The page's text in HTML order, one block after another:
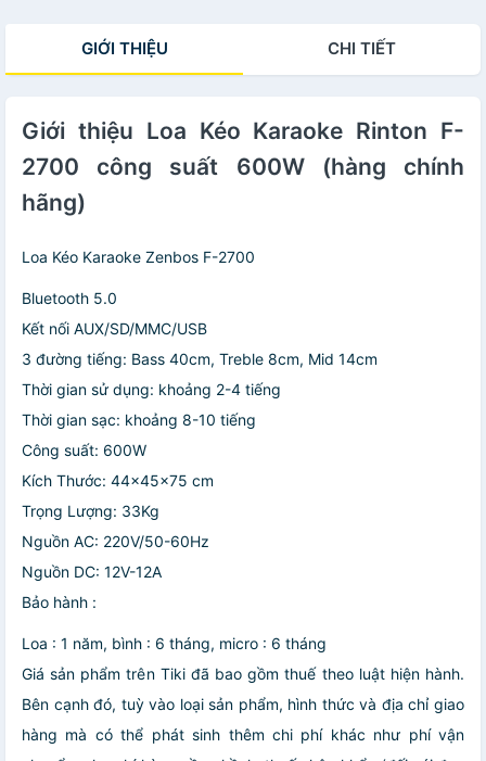
GIỚI THIỆU CHI TIẾT
Giới thiệu Loa Kéo Karaoke Rinton F-
2700 công suất 600W (hàng chính
hãng)
Loa Kéo Karaoke Zenbos F-2700
Bluetooth 5.0
Kết nối AUX/SD/MMC/USB
3 đường tiếng: Bass 40cm, Treble 8cm, Mid 14cm
Thời gian sử dụng: khoảng 2-4 tiếng
Thời gian sạc: khoảng 8-10 tiếng
Công suất: 600W
Kích Thước: 44x45x75 cm
Trọng Lượng: 33Kg
Nguồn AC: 220V/50-60Hz
Nguồn DC: 12V-12A
Bảo hành :
Loa : 1 năm, bình : 6 tháng, micro : 6 tháng
Giá sản phẩm trên Tiki đã bao gồm thuế theo luật hiện hành.
Bên cạnh đó, tuỳ vào loại sản phẩm, hình thức và địa chỉ giao
hàng mà có thể phát sinh thêm chi phí khác như phí vận